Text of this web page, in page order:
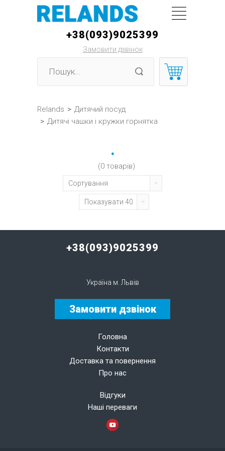
+38(093)9025399
Замовити дзвінок
Relands > Дитячий посуд
> Дитячі чашки і кружки горнятка
.
(0 товарів)
Показувати 40
Сортування
+38(093)9025399
Україна м. Львів
Замовити дзвінок
Головна
Контакти
Доставка та повернення
Про нас
Відгуки
Наші переваги